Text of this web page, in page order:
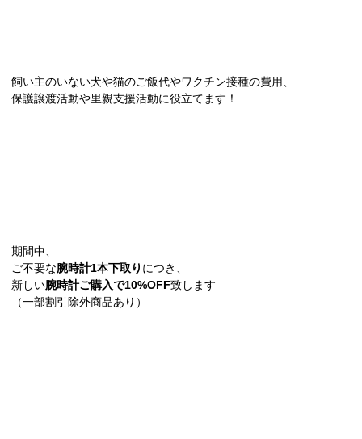
飼い主のいない犬や猫のご飯代やワクチン接種の費用、
保護譲渡活動や里親支援活動に役立てます！
期間中、
ご不要な腕時計1本下取り につき、
新しい腕時計ご購入で10%OFF致します
（一部割引除外商品あり）